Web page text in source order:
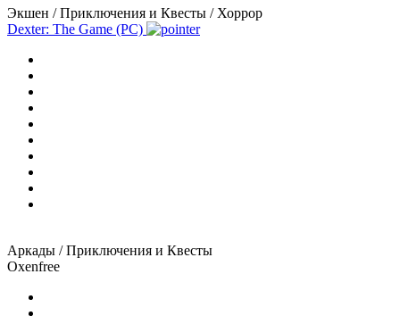
Экшен / Приключения и Квесты / Хоррор
Dexter: The Game (PC)
Аркады / Приключения и Квесты
Oxenfree